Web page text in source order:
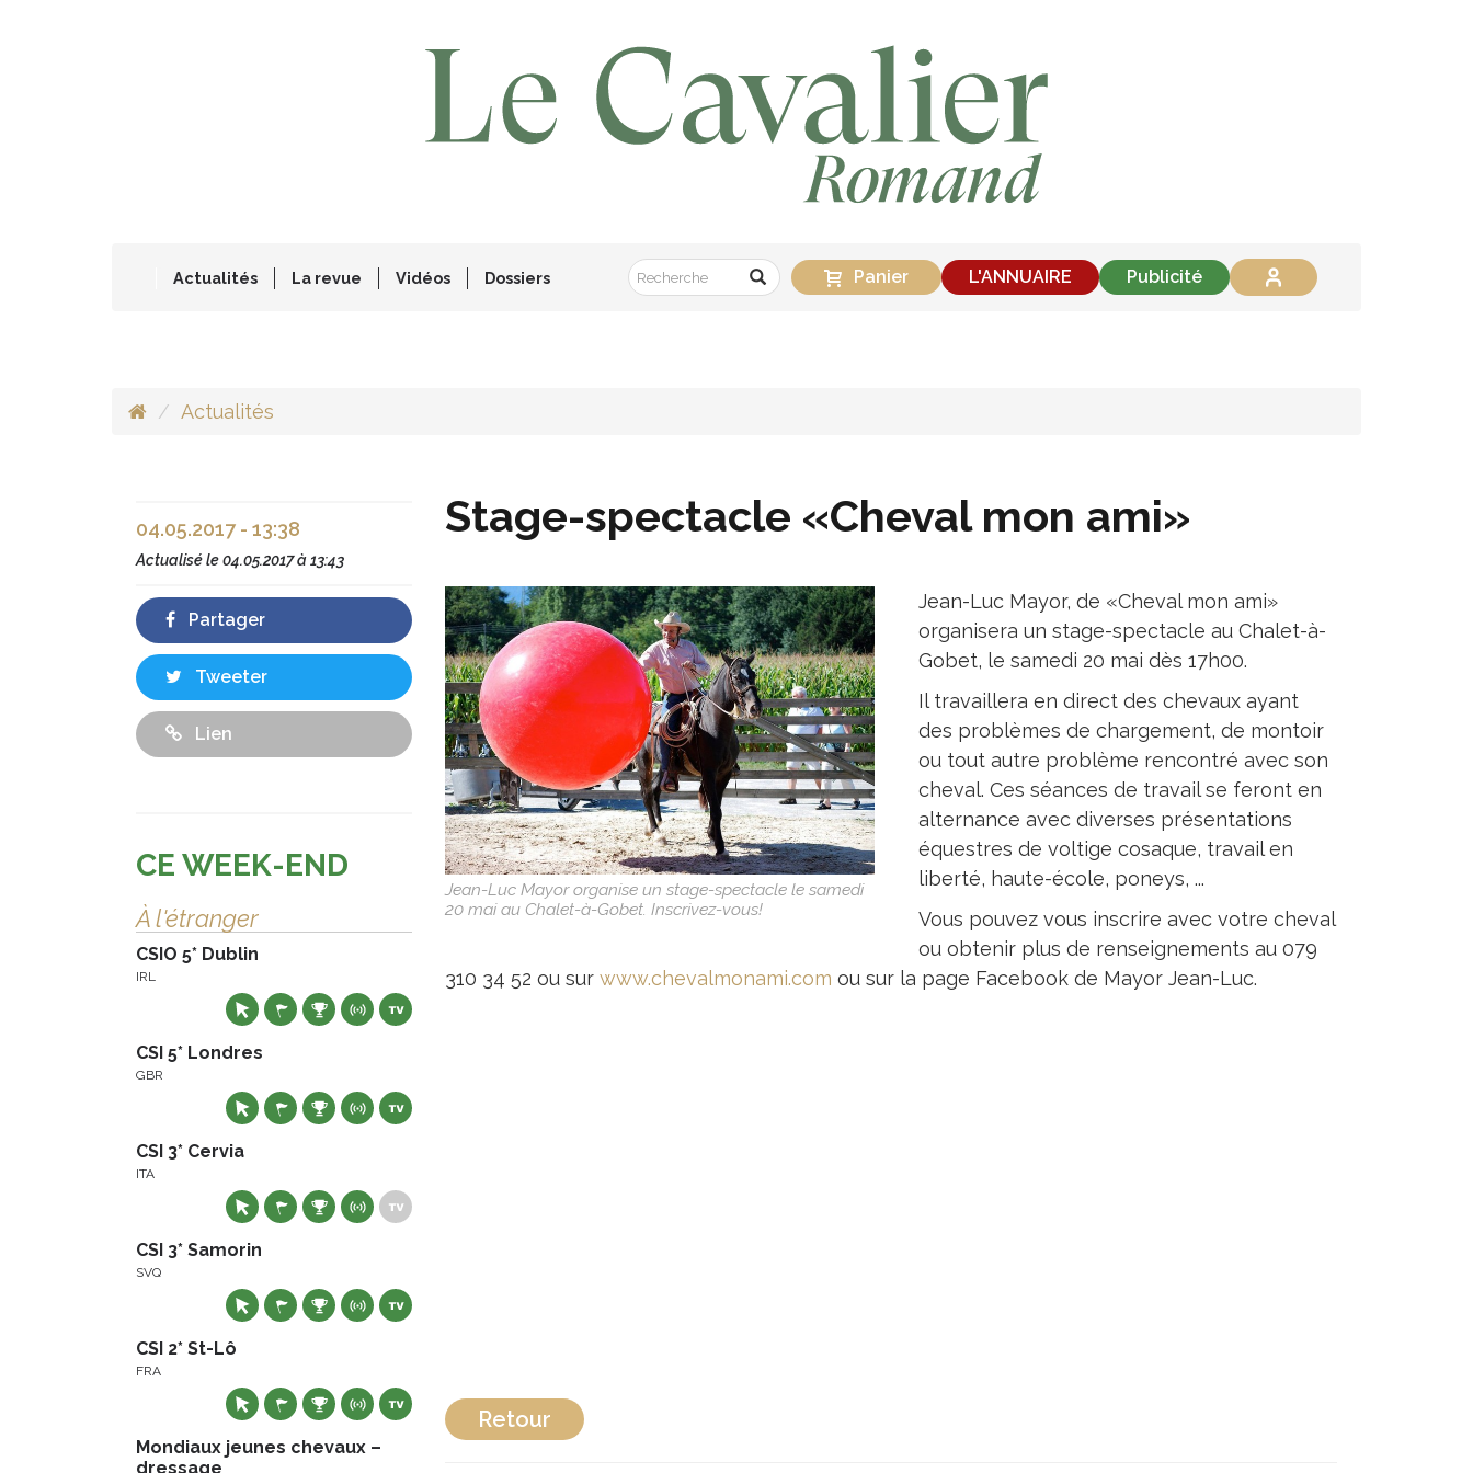
Actualités La revue Vidéos Dossiers Panier L'ANNUAIRE Publicité
Actualités
Stage-spectacle «Cheval mon ami»
Jean-Luc Mayor organise un stage-spectacle le samedi
20 mai au Chalet-à-Gobet. Inscrivez-vous!
Jean-Luc Mayor, de «Cheval mon ami»
organisera un stage-spectacle au Chalet-à-
Gobet, le samedi 20 mai dès 17h00.
Il travaillera en direct des chevaux ayant
des problèmes de chargement, de montoir
ou tout autre problème rencontré avec son
cheval. Ces séances de travail se feront en
alternance avec diverses présentations
équestres de voltige cosaque, travail en
liberté, haute-école, poneys, ...
Vous pouvez vous inscrire avec votre cheval
ou obtenir plus de renseignements au 079
310 34 52 ou surwww.chevalmonami.com ou sur la page Facebook de Mayor Jean-Luc.
Retour
04.05.2017 - 13:38
Actualisé le04.05.2017 à 13:43
Partager
Tweeter
Lien
CE WEEK-END
À l'étranger
CSIO 5* Dublin
IRL
CSI 5* Londres
GBR
CSI 3* Cervia
ITA
CSI 3* Samorin
SVQ
CSI 2* St-Lô
FRA
Mondiaux jeunes chevaux –
dressage